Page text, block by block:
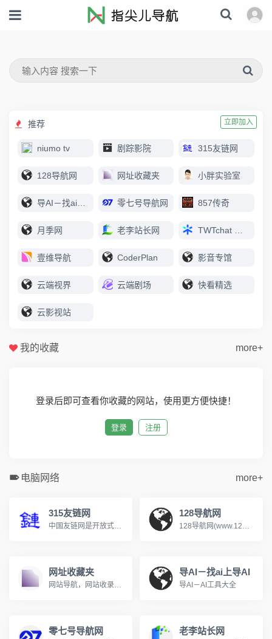
推荐 立即加入
niumo tv 剧踪影院 315友链网
128导航网 网址收藏夹 小胖实验室
导AI－找ai上导AI 零七号导航网 857传奇
月季网 老李站长网 TWTchat 智能客服
壹维导航 CoderPlan 影音专馆
云端视界 云端剧场 快看精选
云影视站
我的收藏 more+
登录后即可查看你收藏的网站，使用更方便快捷！
登录 注册
电脑网络 more+
315友链网
中国友链网是开放式网站分类目录，收录国内外、各行业优秀网站，旨在为用户提供网站分类目录检索、优秀网站参考、网站推广服务，在中国友链网推广您的网站，提供网站收录服务，网站推广，友情链接分享
128导航网
128导航网(www.128dh.cn)分类目录，免费收录各行业优秀站点，为广大网友提供参考，致力成为站长推广网站的首选，用户自主提交，再由我们编辑、审核，形成网站索引，通过网站目录进行分类检索和关键词检索，魔司收录网努力打造互动新颖的高权重网站收录平台。
网址收藏夹
网站导航，网站收录，网站分类，网址分类，网址之家，上网导航
导AI－找ai上导AI
导AI－AI工具大全
零七号导航网 老李站长网